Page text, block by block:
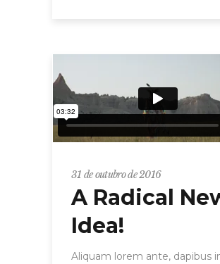
31 de outubro de 2016
A Radical
Idea!
Aliquam lorem ante, dapibus